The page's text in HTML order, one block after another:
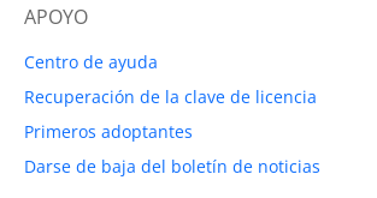
APOYO
Centro de ayuda
Recuperación de la clave de licencia
Primeros adoptantes
Darse de baja del boletín de noticias